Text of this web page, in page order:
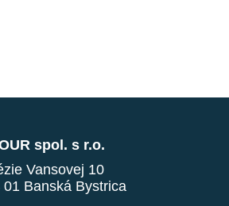
spol. s r.o.
Vansovej 10
01 Banská Bystrica